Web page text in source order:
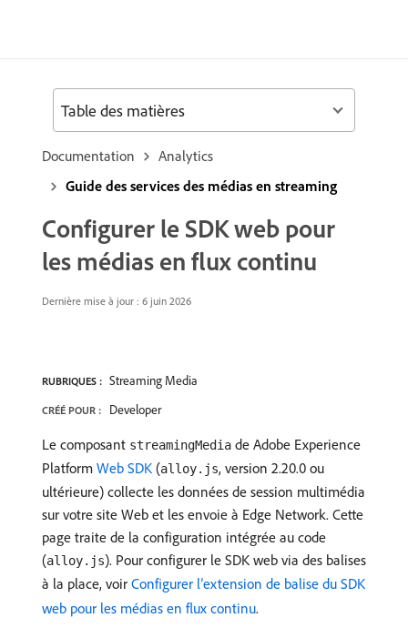
Documentation
Analytics
Guide des services des médias en streaming
Configurer le SDK web pour
les médias en flux continu
Dernière mise à jour : 6 juin 2026
RUBRIQUES : Streaming Media
CRÉÉ POUR : Developer
Le composant streamingMedia de Adobe Experience
Platform Web SDK (alloy.js, version 2.20.0 ou
ultérieure) collecte les données de session multimédia
sur votre site Web et les envoie à Edge Network. Cette
page traite de la configuration intégrée au code
(alloy.js). Pour configurer le SDK web via des balises
à la place, voir Configurer l’extension de balise du SDK
web pour les médias en flux continu.
Table des matières